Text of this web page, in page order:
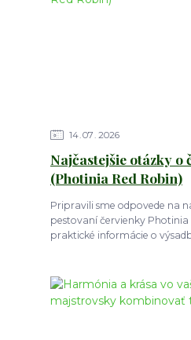
14 07 2026
Najčastejšie otázky o
(Photinia Red Robin)
Pripravili sme odpovede na
pestovaní červienky Photinia
praktické informácie o